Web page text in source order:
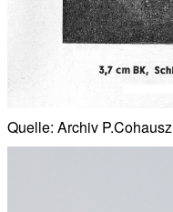
Quelle: Archiv P.Cohausz